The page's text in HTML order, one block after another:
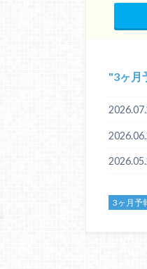
3ヶ月
3ヶ月予